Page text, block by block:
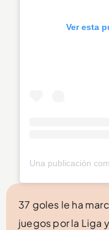
Ver esta
37 goles le ha
juegos por la Liga